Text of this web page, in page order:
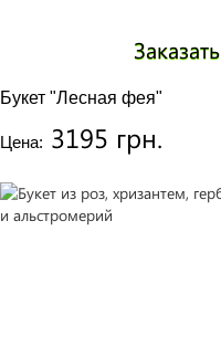
Букет "Лесная фея"
Цена: 3195 грн.
Заказать